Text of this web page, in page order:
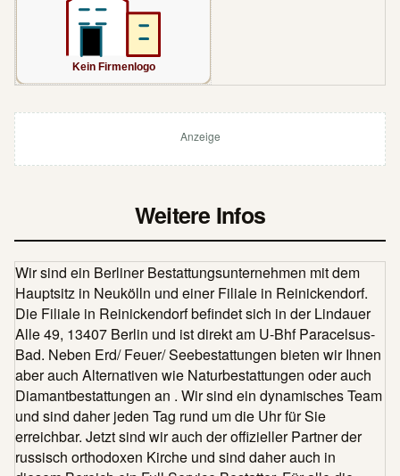
Anzeige
Weitere Infos
Wir sind ein Berliner Bestattungsunternehmen mit dem
Hauptsitz in Neukölln und einer Filiale in Reinickendorf.
Die Filiale in Reinickendorf befindet sich in der Lindauer
Alle 49, 13407 Berlin und ist direkt am U-Bhf Paracelsus-
Bad. Neben Erd/ Feuer/ Seebestattungen bieten wir Ihnen
aber auch Alternativen wie Naturbestattungen oder auch
Diamantbestattungen an . Wir sind ein dynamisches Team
und sind daher jeden Tag rund um die Uhr für Sie
erreichbar. Jetzt sind wir auch der offizieller Partner der
russisch orthodoxen Kirche und sind daher auch in